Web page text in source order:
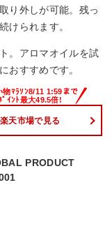
り外しが可能。残っ
けられます。
。アロマオイルを試
おすすめです。
楽天市場で見る
PRODUCT